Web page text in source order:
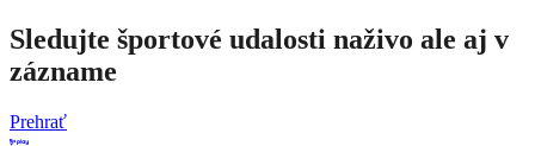
Sledujte športové udalosti naživo ale aj v
zázname
Prehrať